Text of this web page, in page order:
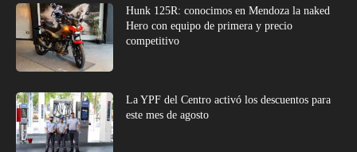
Hunk 125R: conocimos en Mendoza la naked
Hero con equipo de primera y precio
competitivo
La YPF del Centro activó los descuentos para
este mes de agosto